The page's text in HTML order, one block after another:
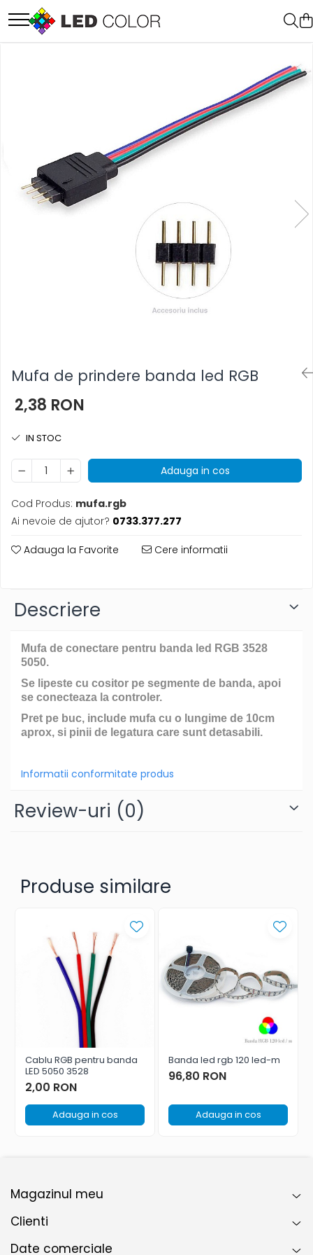
Accesorii Led
Mufa de prindere banda led RGB
2,38 RON
IN STOC
Adauga in cos
Cod Produs: mufa.rgb
Ai nevoie de ajutor? 0733.377.277
Adauga la Favorite Cere informatii
Descriere
Mufa de conectare pentru banda led RGB 3528
5050.
Se lipeste cu cositor pe segmente de banda, apoi
se conecteaza la controler.
Pret pe buc, include mufa cu o lungime de 10cm
aprox, si pinii de legatura care sunt detasabili.
Informatii conformitate produs
Review-uri (0)
Produse similare
Cablu RGB pentru banda
LED 5050 3528
2,00 RON
Adauga in cos
Banda led rgb 120 led-m
96,80 RON
Adauga in cos
Magazinul meu
Clienti
Date comerciale